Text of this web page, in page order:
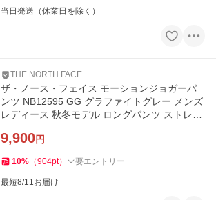
当日発送（休業日を除く）
THE NORTH FACE
ザ・ノース・フェイス モーションジョガーパ
ンツ NB12595 GG グラファイトグレー メンズ
レディース 秋冬モデル ロングパンツ ストレッ
9,900円
10% （904pt） 要エントリー
最短8/11お届け